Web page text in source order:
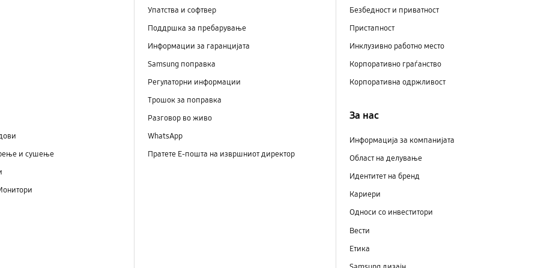
и сушење
Упатства и софтвер
Поддршка за пребарување
Информации за гаранцијата
Samsung поправка
Регулаторни информации
Трошок за поправка
Разговор во живо
WhatsApp
Пратете Е-пошта на извршниот директор
Безбедност и приватност
Пристапност
Инклузивно работно место
Корпоративно граѓанство
Корпоративна одржливост
За нас
Информација за компанијата
Област на делување
Идентитет на бренд
Кариери
Односи со инвеститори
Вести
Етика